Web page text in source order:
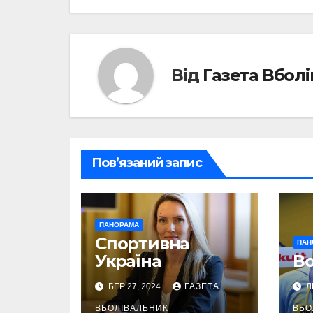
Від Газета
Пов’язаний запис
ПАНОРАМА
Спортивна
Україна
БЕР 27, 2024 ГАЗЕТА
ВБОЛІВАЛЬНИК